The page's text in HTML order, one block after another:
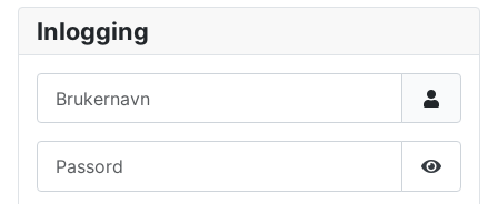
Inlogging
Vis